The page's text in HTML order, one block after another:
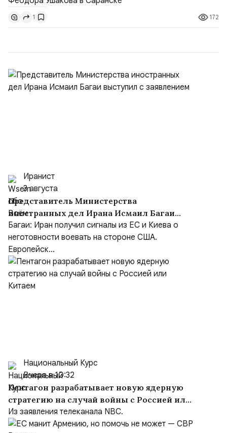
Балтийским флотом ВМФ России (2001–2006
гг.);Адмирал Владимир Петрович Комоедов,
командующий Черноморским флотом ВМФ России
1 172
Иранист
3 августа
Представитель Министерства
иностранных дел Ирана Исмаил Багаи
выступил с заявлением
Багаи: Иран получил сигналы из ЕС и Киева о
неготовности воевать на стороне США.
Европейск...
Национальный Курс
Вчера в 10:32
Пентагон разрабатывает новую ядерную
стратегию на случай войны с Россией или
Китаем
Из заявления телеканала NBC.